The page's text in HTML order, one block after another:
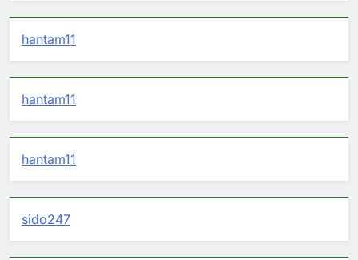
hantam11
hantam11
hantam11
sido247